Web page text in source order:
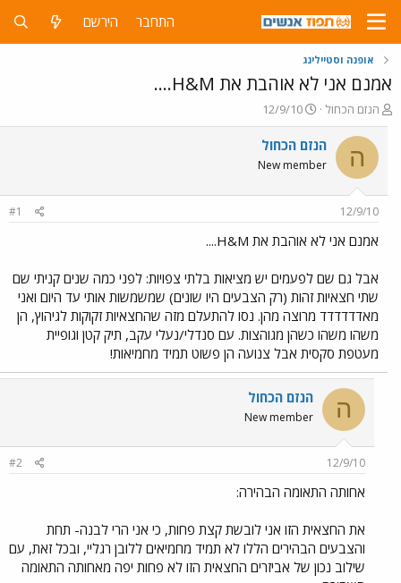
התחבר הירשם
אופנה וסטיילינג
אמנם אני לא אוהבת את H&M....
פ
ו
ת
ח
ה
ו
ש
א
הנזם הכחול
פ
ו
ר
ם
ר
12/9/10
ה הנזם הכחול
New member
12/9/10
#1
אמנם אני לא אוהבת את H&M....
אבל גם שם לפעמים יש מציאות בלתי צפויות: לפני כמה שנים קניתי שם
שתי חצאיות זהות (רק הצבעים היו שונים) שמשמשות אותי עד היום ואני
מאדדדדדד מרוצה מהן. נסו להתעלם מזה שהחצאיות זקוקות לגיהוץ, הן
משהו משהו כשהן מגוהצות. עם סנדלי/נעלי עקב, תיק קטן וגופיית
מעטפת סקסית אבל צנועה הן פשוט תמיד מחמיאות!
ה הנזם הכחול
New member
12/9/10
#2
אחותה התאומה הבהירה:
את החצאית הזו אני לובשת קצת פחות, כי אני הרי לבנה- תחת
והצבעים הבהירים הללו לא תמיד מחמיאים ללובן רגליי, ובכל זאת, עם
שילוב נכון של אביזרים החצאית הזו לא פחות יפה מאחותה התאומה